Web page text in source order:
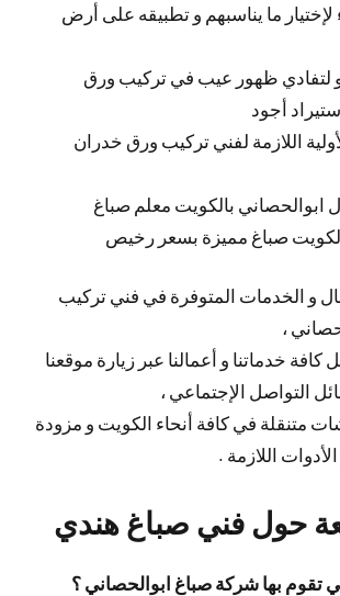
لإختيار ما يناسبهم و تطبيقه على أرض
لتفادي ظهور عيب في تركيب ورق
أجود
اللازمة لفني تركيب ورق خدران
ابوالحصاني بالكويت معلم صباغ
صباغ مميزة بسعر رخيص
و الخدمات المتوفرة في فني تركيب
،
كافة خدماتنا و أعمالنا عبر زيارة موقعنا
التواصل الإجتماعي ،
متنقلة في كافة أنحاء الكويت و مزودة
اللازمة .
حول فني صباغ هندي
تقوم بها شركة صباغ ابوالحصاني ؟